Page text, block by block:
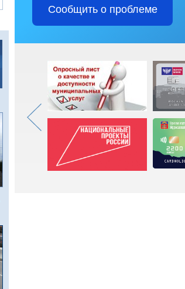
Сообщить о проблеме